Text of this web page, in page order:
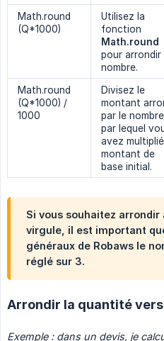
Math.round
(Q*1000)
Utilisez la
fonction
Math.round
pour arrondir
nombre.
Math.round
(Q*1000) /
1000
Divisez le
montant
par le nombre
par lequel
avez
montant de
base initial.
Si vous souhaitez
virgule, il est important
généraux de Robaws le
réglé sur 3.
Arrondir la quantité
Exemple : dans un devis, je